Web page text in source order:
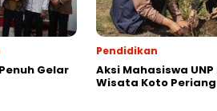
Gelar
Pendidikan
Aksi Mahasiswa
Wisata Koto